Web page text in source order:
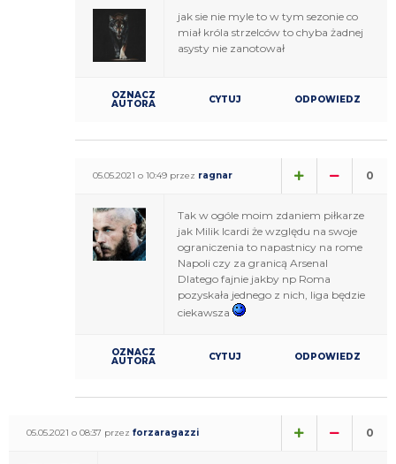
jak sie nie myle to w tym sezonie co
miał króla strzelców to chyba żadnej
asysty nie zanotował
OZNACZ
AUTORA CYTUJ ODPOWIEDZ
05.05.2021 o 10:49 przez ragnar 0
Tak w ogóle moim zdaniem piłkarze
jak Milik Icardi że względu na swoje
ograniczenia to napastnicy na rome
Napoli czy za granicą Arsenal
Dlatego fajnie jakby np Roma
pozyskała jednego z nich, liga będzie
ciekawsza
OZNACZ
AUTORA CYTUJ ODPOWIEDZ
05.05.2021 o 08:37 przez forzaragazzi 0